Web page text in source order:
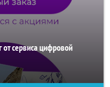
сервиса цифровой